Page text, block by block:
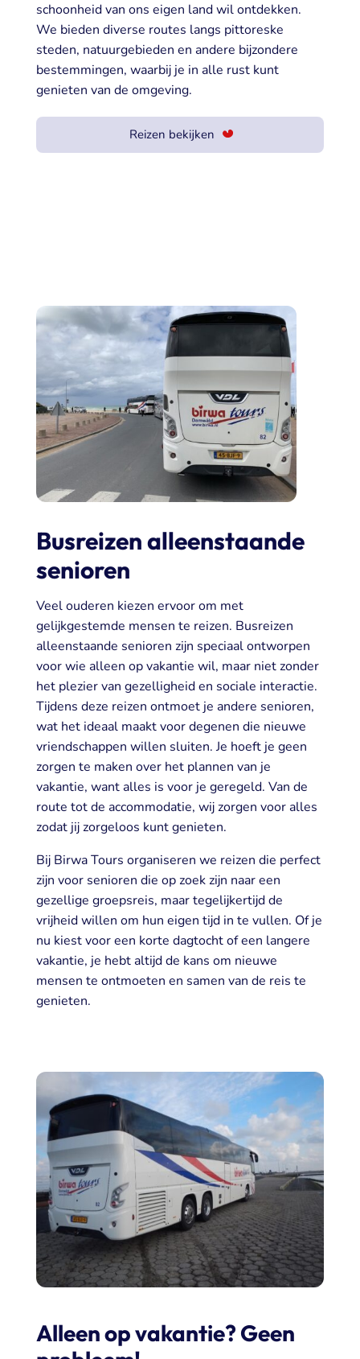
schoonheid van ons eigen land wil ontdekken.
We bieden diverse routes langs pittoreske
steden, natuurgebieden en andere bijzondere
bestemmingen, waarbij je in alle rust kunt
genieten van de omgeving.
Reizen bekijken
Busreizen alleenstaande
senioren
Veel ouderen kiezen ervoor om met
gelijkgestemde mensen te reizen. Busreizen
alleenstaande senioren zijn speciaal ontworpen
voor wie alleen op vakantie wil, maar niet zonder
het plezier van gezelligheid en sociale interactie.
Tijdens deze reizen ontmoet je andere senioren,
wat het ideaal maakt voor degenen die nieuwe
vriendschappen willen sluiten. Je hoeft je geen
zorgen te maken over het plannen van je
vakantie, want alles is voor je geregeld. Van de
route tot de accommodatie, wij zorgen voor alles
zodat jij zorgeloos kunt genieten.
Bij Birwa Tours organiseren we reizen die perfect
zijn voor senioren die op zoek zijn naar een
gezellige groepsreis, maar tegelijkertijd de
vrijheid willen om hun eigen tijd in te vullen. Of je
nu kiest voor een korte dagtocht of een langere
vakantie, je hebt altijd de kans om nieuwe
mensen te ontmoeten en samen van de reis te
genieten.
Alleen op vakantie? Geen